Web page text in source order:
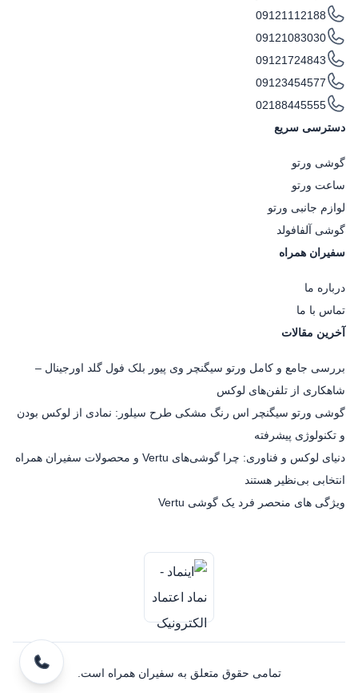
09121112188
09121083030
09121724843
09123454577
02188445555
دسترسی سریع
گوشی ورتو
ساعت ورتو
لوازم جانبی ورتو
گوشی آلفافولد
سفیران همراه
درباره ما
تماس با ما
آخرین مقالات
بررسی جامع و کامل ورتو سیگنچر وی پیور بلک فول گلد اورجینال –
شاهکاری از تلفن‌های لوکس
گوشی ورتو سیگنچر اس رنگ مشکی طرح سیلور: نمادی از لوکس بودن
و تکنولوژی پیشرفته
دنیای لوکس و فناوری: چرا گوشی‌های Vertu و محصولات سفیران همراه
انتخابی بی‌نظیر هستند
ویژگی های منحصر فرد یک گوشی Vertu
تمامی حقوق متعلق به سفیران همراه است.